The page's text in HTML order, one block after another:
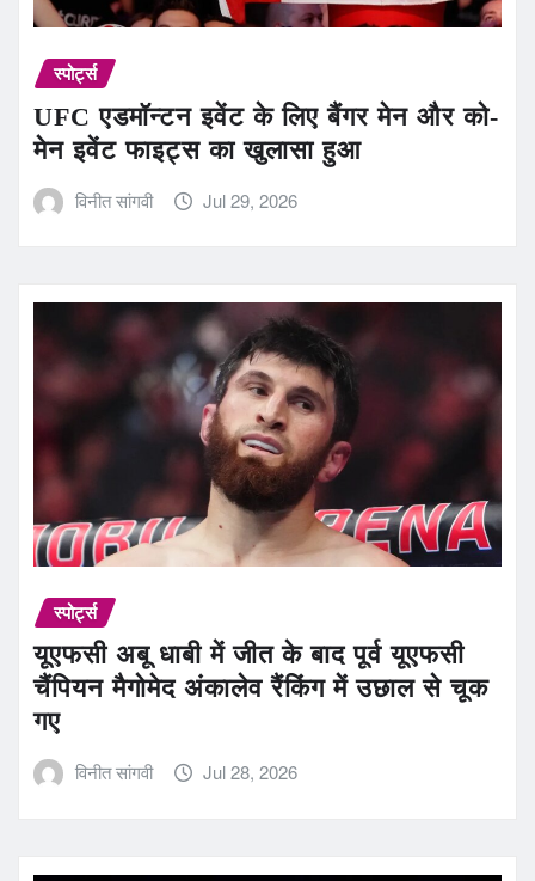
स्पोर्ट्स
UFC एडमॉन्टन इवेंट के लिए बैंगर मेन और को-
मेन इवेंट फाइट्स का खुलासा हुआ
विनीत सांगवी Jul 29, 2026
स्पोर्ट्स
यूएफसी अबू धाबी में जीत के बाद पूर्व यूएफसी
चैंपियन मैगोमेद अंकालेव रैंकिंग में उछाल से चूक
गए
विनीत सांगवी Jul 28, 2026